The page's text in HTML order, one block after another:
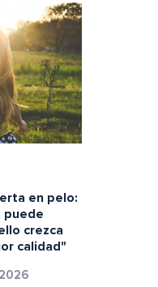
en pelo:
puede
crezca
calidad"